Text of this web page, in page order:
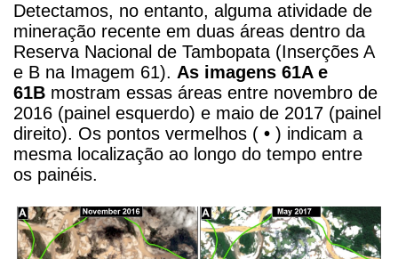
Detectamos, no entanto, alguma atividade de
mineração recente em duas áreas dentro da
Reserva Nacional de Tambopata (Inserções A
e B na Imagem 61). As imagens 61A e
61B mostram essas áreas entre novembro de
2016 (painel esquerdo) e maio de 2017 (painel
direito). Os pontos vermelhos ( • ) indicam a
mesma localização ao longo do tempo entre
os painéis.